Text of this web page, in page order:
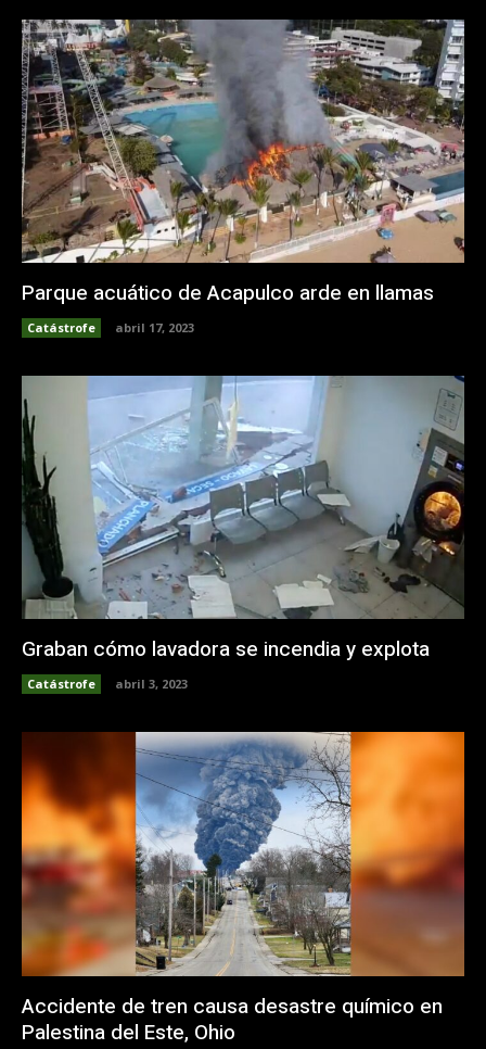
Parque acuático de Acapulco arde en llamas
Catástrofe abril 17, 2023
Graban cómo lavadora se incendia y explota
Catástrofe abril 3, 2023
Accidente de tren causa desastre químico en
Palestina del Este, Ohio